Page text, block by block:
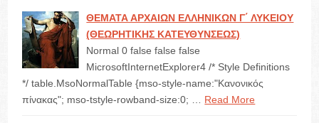
ΘΕΜΑΤΑ ΑΡΧΑΙΩΝ ΕΛΛΗΝΙΚΩΝ Γ΄ ΛΥΚΕΙΟΥ
(ΘΕΩΡΗΤΙΚΗΣ ΚΑΤΕΥΘΥΝΣΕΩΣ)
Normal 0 false false false
MicrosoftInternetExplorer4 /* Style Definitions
*/ table.MsoNormalTable {mso-style-name:"Κανονικός
πίνακας"; mso-tstyle-rowband-size:0; …
Read More